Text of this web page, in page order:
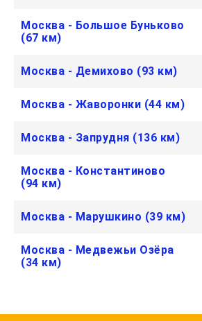
Москва - Большое Буньково
(67 км)
Москва - Демихово (93 км)
Москва - Жаворонки (44 км)
Москва - Запрудня (136 км)
Москва - Константиново
(94 км)
Москва - Марушкино (39 км)
Москва - Медвежьи Озёра
(34 км)